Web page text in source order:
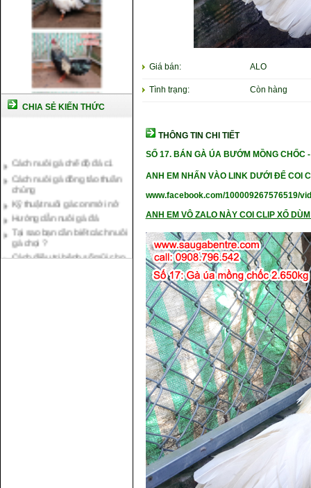
CHIA SẺ KIẾN THỨC
Cách nuôi gà đông tảo thuần
chủng
Kỹ thuật nuôi gà con mới nở
Hướng dẫn nuôi gà đá
Tại sao bạn cần biết cách nuôi
gà chọi ?
Cách điều trị bệnh sổ mũi cho
gà
Giá bán: ALO
Tình trạng: Còn hàng
THÔNG TIN CHI TIẾT
SỐ 17.BÁN GÀ ÚA BƯỚM MỒNG CHỐC
ANH EM NHẤN VÀO LINK DƯỚI ĐỂ COI
www.facebook.com/100009267576519/
ANH EM VÔ ZALO NÀY COI CLIP XỔ